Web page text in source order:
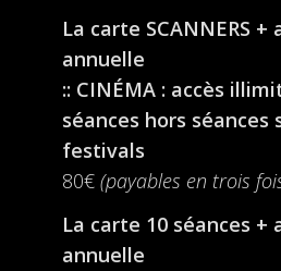
La carte SCANNERS +
annuelle
:: CINÉMA : accès
séances hors séances
festivals
80€ (payables en trois
La carte 10 séances +
annuelle